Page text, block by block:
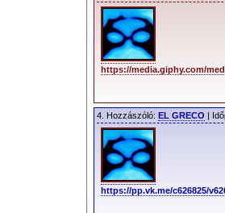
https://media.giphy.com/
4. Hozzászóló: EL GRECO |
https://pp.vk.me/c626825/